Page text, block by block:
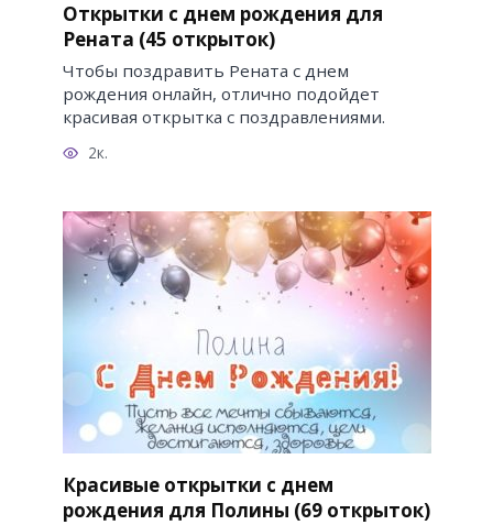
Открытки с днем рождения для
Рената (45 открыток)
Чтобы поздравить Рената с днем
рождения онлайн, отлично подойдет
красивая открытка с поздравлениями.
2к.
Красивые открытки с днем
рождения для Полины (69 открыток)